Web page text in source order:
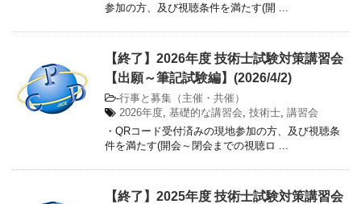
参加の方、及び視聴条件を満たす(開 ...
【終了】2026年度 技術士試験対策講習会
【出願～筆記試験編】(2026/4/2)
-行事と募集（主催・共催）
2026年度 基礎的な講習会 技術士 講習会
・QRコード受付済みの現地参加の方、及び視聴条
件を満たす(開会～閉会までの視聴ロ ...
【終了】2025年度 技術士試験対策講習会